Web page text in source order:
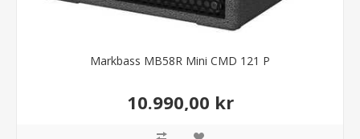
Markbass MB58R Mini CMD 121 P
10.990,00 kr